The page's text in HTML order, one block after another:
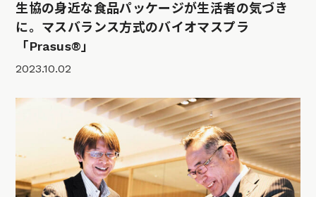
生協の身近な食品パッケージが生活者の気づき
に。マスバランス方式のバイオマスプラ
「Prasus®」
2023.10.02